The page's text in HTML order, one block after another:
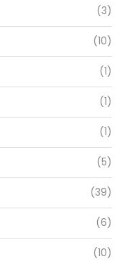
(3)
(10)
(1)
(1)
(1)
(5)
(39)
(6)
(10)